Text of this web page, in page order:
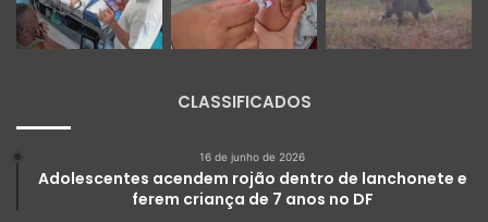
CLASSIFICADOS
16 de junho de 2026
Adolescentes acendem rojão dentro de lanchonete e
ferem criança de 7 anos no DF